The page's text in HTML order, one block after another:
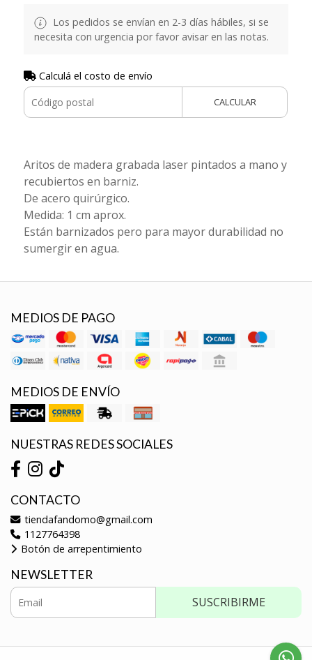
Los pedidos se envían en 2-3 días hábiles, si se
necesita con urgencia por favor avisar en las notas.
Calculá el costo de envío
CALCULAR
Aritos de madera grabada laser pintados a mano y
recubiertos en barniz.
De acero quirúrgico.
Medida: 1 cm aprox.
Están barnizados pero para mayor durabilidad no
sumergir en agua.
MEDIOS DE PAGO
MEDIOS DE ENVÍO
NUESTRAS REDES SOCIALES
CONTACTO
tiendafandomo@gmail.com
1127764398
Botón de arrepentimiento
NEWSLETTER
SUSCRIBIRME